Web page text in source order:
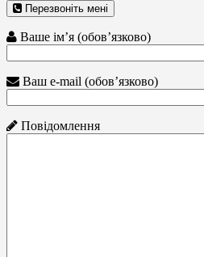
Перезвоніть мені
Ваше ім’я (обов’язково)
Ваш e-mail (обов’язково)
Повідомлення